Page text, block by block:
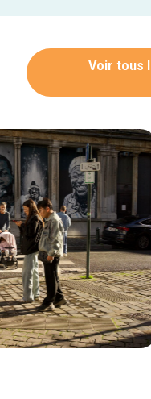
Voir tous